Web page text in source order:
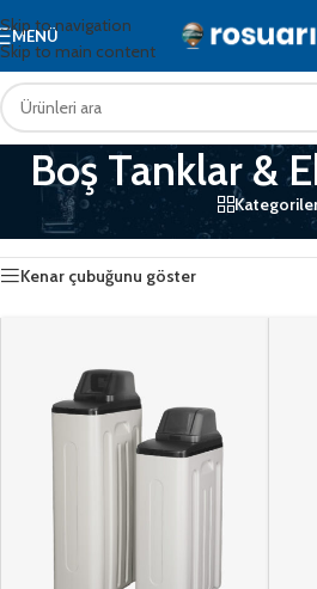
Skip to navigation
Skip to main content
MENÜ
Boş Tanklar &
Ana Sayfa/ Boş Tanklar & Ekipmanları 53
Kenar çubuğunu göster